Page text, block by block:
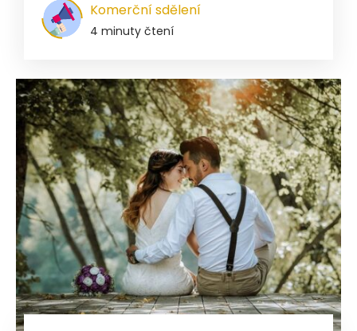
Komerční sdělení
4 minuty čtení